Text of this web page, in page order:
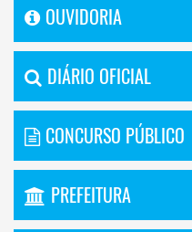
OUVIDORIA
DIÁRIO OFICIAL
CONCURSO PÚBLICO
PREFEITURA